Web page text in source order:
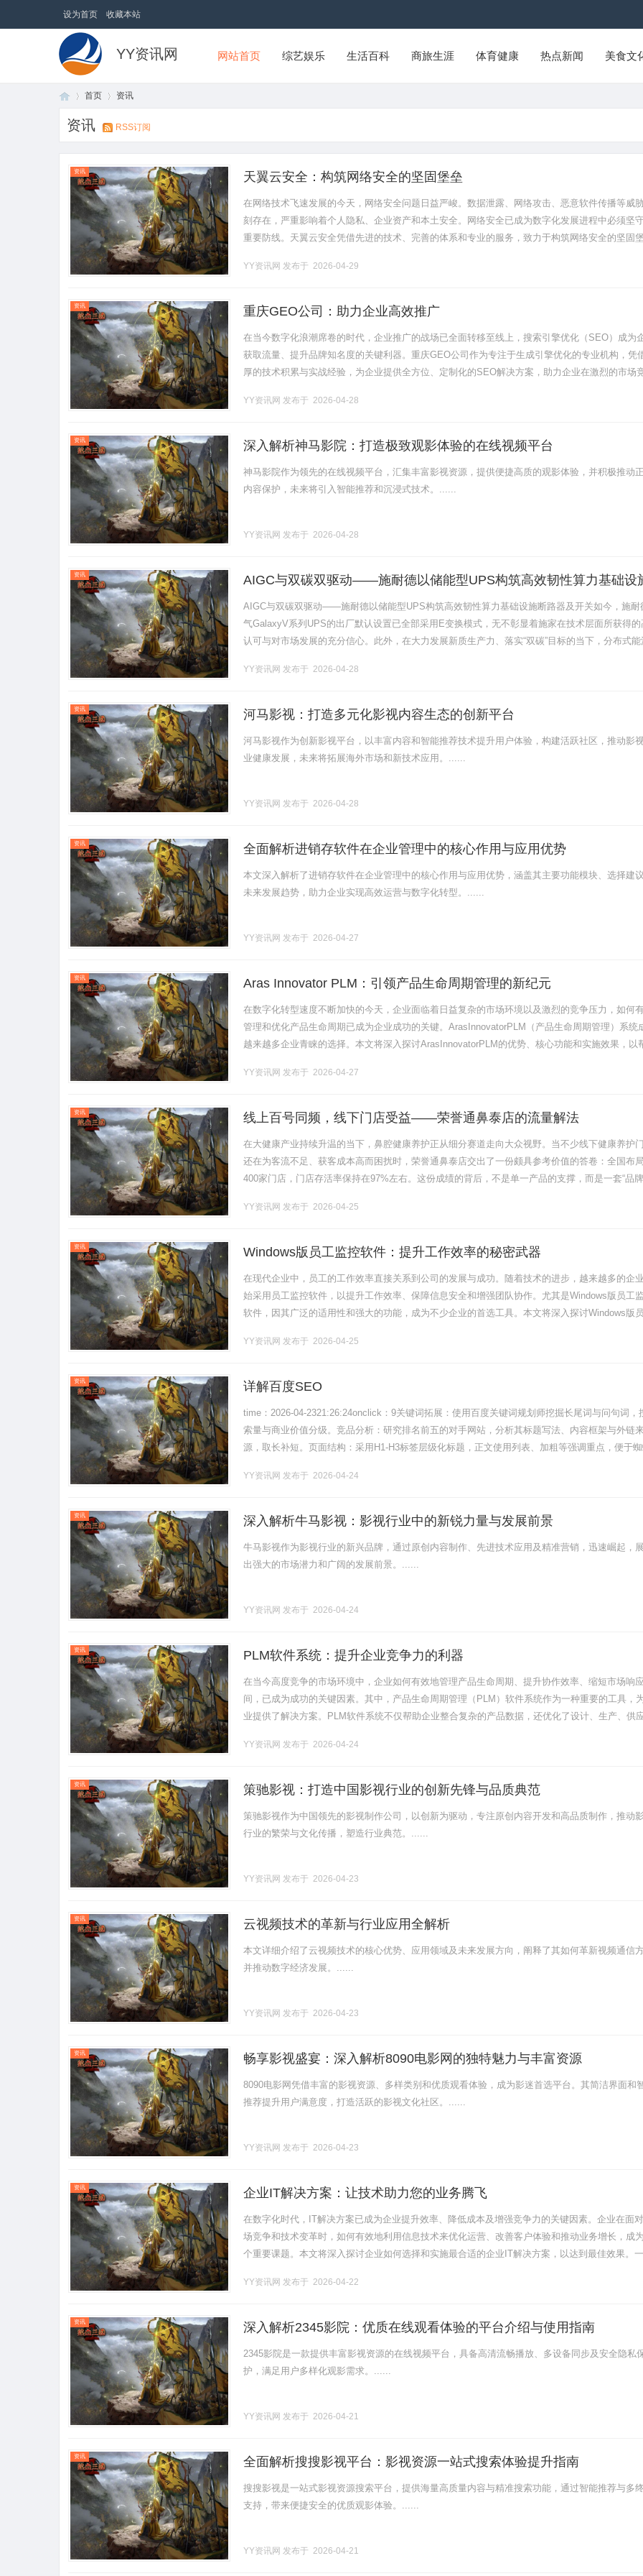
设为首页 收藏本站
YY资讯网 网站首页 综艺娱乐 生活百科 商旅生涯 体育健康 热点新闻 美食文
首页 资讯
资讯 RSS订阅
资讯 天翼云安全：构筑网络安全的坚固堡垒
在网络技术飞速发展的今天，网络安全问题日益严峻。数据泄露、网络攻击、恶意软件传播等威
刻存在，严重影响着个人隐私、企业资产和本土安全。网络安全已成为数字化发展进程中必须坚
重要防线。天翼云安全凭借先进的技术、完善的体系和专业的服务，致力于构筑网络安全的坚固堡
输过程中，.........
YY资讯网 发布于 2026-04-29
资讯 重庆GEO公司：助力企业高效推广
在当今数字化浪潮席卷的时代，企业推广的战场已全面转移至线上，搜索引擎优化（SEO）成为
获取流量、提升品牌知名度的关键利器。重庆GEO公司作为专注于生成引擎优化的专业机构，凭
厚的技术积累与实战经验，为企业提供全方位、定制化的SEO解决方案，助力企业在激烈的市场
引。.........
YY资讯网 发布于 2026-04-28
资讯 深入解析神马影院：打造极致观影体验的在线视频平台
神马影院作为领先的在线视频平台，汇集丰富影视资源，提供便捷高质的观影体验，并积极推动
内容保护，未来将引入智能推荐和沉浸式技术。......
YY资讯网 发布于 2026-04-28
资讯 AIGC与双碳双驱动——施耐德以储能型UPS构筑高效韧性算力基础设
AIGC与双碳双驱动——施耐德以储能型UPS构筑高效韧性算力基础设施断路器及开关如今，施耐
气GalaxyV系列UPS的出厂默认设置已全部采用E变换模式，无不彰显着施家在技术层面所获得的
认可与对市场发展的充分信心。此外，在大力发展新质生产力、落实“双碳”目标的当下，分布式能
YY资讯网 发布于 2026-04-28
资讯 河马影视：打造多元化影视内容生态的创新平台
河马影视作为创新影视平台，以丰富内容和智能推荐技术提升用户体验，构建活跃社区，推动影
业健康发展，未来将拓展海外市场和新技术应用。......
YY资讯网 发布于 2026-04-28
资讯 全面解析进销存软件在企业管理中的核心作用与应用优势
本文深入解析了进销存软件在企业管理中的核心作用与应用优势，涵盖其主要功能模块、选择建
未来发展趋势，助力企业实现高效运营与数字化转型。......
YY资讯网 发布于 2026-04-27
资讯 Aras Innovator PLM：引领产品生命周期管理的新纪元
在数字化转型速度不断加快的今天，企业面临着日益复杂的市场环境以及激烈的竞争压力，如何
管理和优化产品生命周期已成为企业成功的关键。ArasInnovatorPLM（产品生命周期管理）系统
越来越多企业青睐的选择。本文将深入探讨ArasInnovatorPLM的优势、核心功能和实施效果，以
YY资讯网 发布于 2026-04-27
资讯 线上百号同频，线下门店受益——荣誉通鼻泰店的流量解法
在大健康产业持续升温的当下，鼻腔健康养护正从细分赛道走向大众视野。当不少线下健康养护
还在为客流不足、获客成本高而困扰时，荣誉通鼻泰店交出了一份颇具参考价值的答卷：全国布
400家门店，门店存活率保持在97%左右。这份成绩的背后，不是单一产品的支撑，而是一套“品
健.........
YY资讯网 发布于 2026-04-25
资讯 Windows版员工监控软件：提升工作效率的秘密武器
在现代企业中，员工的工作效率直接关系到公司的发展与成功。随着技术的进步，越来越多的企
始采用员工监控软件，以提升工作效率、保障信息安全和增强团队协作。尤其是Windows版员工
软件，因其广泛的适用性和强大的功能，成为不少企业的首选工具。本文将深入探讨Windows版
高.........
YY资讯网 发布于 2026-04-25
资讯 详解百度SEO
time：2026-04-2321:26:24onclick：9关键词拓展：使用百度关键词规划师挖掘长尾词与问句词，
索量与商业价值分级。竞品分析：研究排名前五的对手网站，分析其标题写法、内容框架与外链
源，取长补短。页面结构：采用H1-H3标签层级化标题，正文使用列表、加粗等强调重点，便于
YY资讯网 发布于 2026-04-24
资讯 深入解析牛马影视：影视行业中的新锐力量与发展前景
牛马影视作为影视行业的新兴品牌，通过原创内容制作、先进技术应用及精准营销，迅速崛起，
出强大的市场潜力和广阔的发展前景。......
YY资讯网 发布于 2026-04-24
资讯 PLM软件系统：提升企业竞争力的利器
在当今高度竞争的市场环境中，企业如何有效地管理产品生命周期、提升协作效率、缩短市场响
间，已成为成功的关键因素。其中，产品生命周期管理（PLM）软件系统作为一种重要的工具，
业提供了解决方案。PLM软件系统不仅帮助企业整合复杂的产品数据，还优化了设计、生产、供
义、.........
YY资讯网 发布于 2026-04-24
资讯 策驰影视：打造中国影视行业的创新先锋与品质典范
策驰影视作为中国领先的影视制作公司，以创新为驱动，专注原创内容开发和高品质制作，推动
行业的繁荣与文化传播，塑造行业典范。......
YY资讯网 发布于 2026-04-23
资讯 云视频技术的革新与行业应用全解析
本文详细介绍了云视频技术的核心优势、应用领域及未来发展方向，阐释了其如何革新视频通信
并推动数字经济发展。......
YY资讯网 发布于 2026-04-23
资讯 畅享影视盛宴：深入解析8090电影网的独特魅力与丰富资源
8090电影网凭借丰富的影视资源、多样类别和优质观看体验，成为影迷首选平台。其简洁界面和
推荐提升用户满意度，打造活跃的影视文化社区。......
YY资讯网 发布于 2026-04-23
资讯 企业IT解决方案：让技术助力您的业务腾飞
在数字化时代，IT解决方案已成为企业提升效率、降低成本及增强竞争力的关键因素。企业在面
场竞争和技术变革时，如何有效地利用信息技术来优化运营、改善客户体验和推动业务增长，成
个重要课题。本文将深入探讨企业如何选择和实施最合适的企业IT解决方案，以达到最佳效果。一
的.........
YY资讯网 发布于 2026-04-22
资讯 深入解析2345影院：优质在线观看体验的平台介绍与使用指南
2345影院是一款提供丰富影视资源的在线视频平台，具备高清流畅播放、多设备同步及安全隐私
护，满足用户多样化观影需求。......
YY资讯网 发布于 2026-04-21
资讯 全面解析搜搜影视平台：影视资源一站式搜索体验提升指南
搜搜影视是一站式影视资源搜索平台，提供海量高质量内容与精准搜索功能，通过智能推荐与多
支持，带来便捷安全的优质观影体验。......
YY资讯网 发布于 2026-04-21